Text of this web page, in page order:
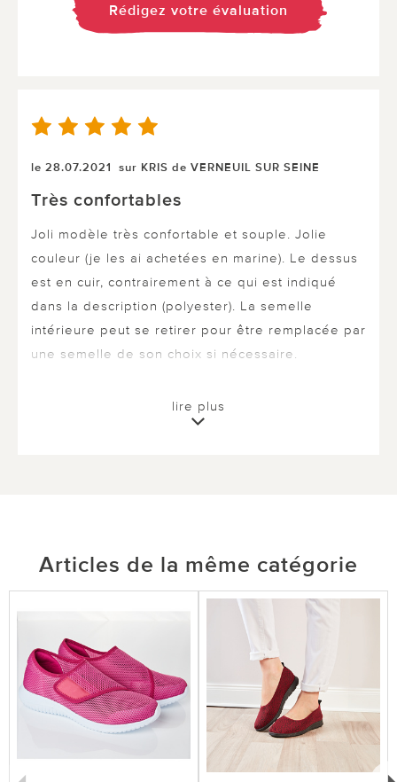
Rédigez votre évaluation
le 28.07.2021 sur KRIS de VERNEUIL SUR SEINE
Très confortables
Joli modèle très confortable et souple. Jolie
couleur (je les ai achetées en marine). Le dessus
est en cuir, contrairement à ce qui est indiqué
dans la description (polyester). La semelle
intérieure peut se retirer pour être remplacée par
une semelle de son choix si nécessaire.
6 sur 6 ont trouvé cette évaluation utile.
lire plus
Articles de la même catégorie